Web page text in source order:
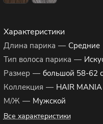
Характеристики
Длина парика — Средние
Тип волоса парика —
Размер — большой 58-62
Коллекция — HAIR MANIA
М/Ж — Мужской
Все характеристики